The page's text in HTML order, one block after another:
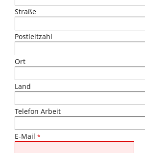
Straße
Postleitzahl
Ort
Land
Telefon Arbeit
E-Mail *